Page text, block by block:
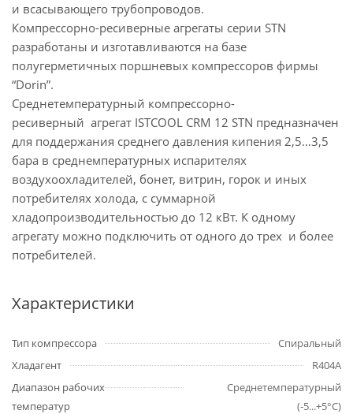
и всасывающего трубопроводов.
Компрессорно-ресиверные агрегаты серии STN
разработаны и изготавливаются на базе
полугерметичных поршневых компрессоров фирмы
“Dorin”.
Среднетемпературный компрессорно-
ресиверный агрегат ISTCOOL CRM 12 STN предназначен
для поддержания среднего давления кипения 2,5…3,5
бара в среднемпературных испарителях
воздухоохладителей, бонет, витрин, горок и иных
потребителях холода, с суммарной
хладопроизводительностью до 12 кВт. К одному
агрегату можно подключить от одного до трех и более
потребителей.
Характеристики
Тип компрессора
Спиральный
Хладагент
R404A
Диапазон рабочих
температур
Среднетемпературный
(-5...+5°C)